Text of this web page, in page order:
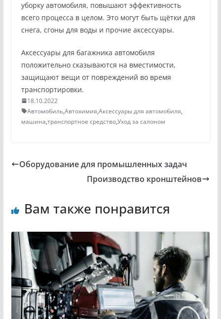
уборку автомобиля, повышают эффективность
всего процесса в целом. Это могут быть щётки для
снега, сгоны для воды и прочие аксессуары.
Аксессуары для багажника автомобиля
положительно сказываются на вместимости,
защищают вещи от повреждений во время
транспортировки.
18.10.2022
Автомобиль,Автохимия,Аксессуары для автомобиля,
машина,транспортное средство,Уход за салоном
Оборудование для промышленных задач
Производство кронштейнов
Вам также понравится